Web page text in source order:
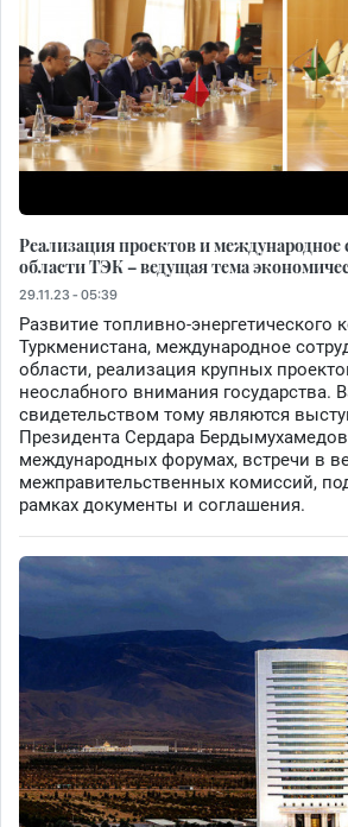
Реализация проектов и международное
области ТЭК – ведущая тема
29.11.23 - 05:39
Развитие топливно-энергетического
Туркменистана, международное
области, реализация крупных
неослабного внимания государства.
свидетельством тому являются
Президента Сердара
международных форумах, встречи в
межправительственных комиссий,
рамках документы и соглашения.